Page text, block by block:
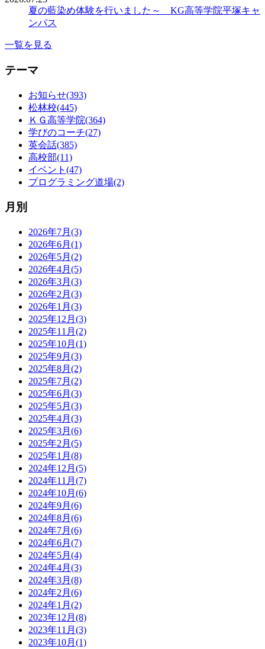
夏の藍染め体験を行いました～ KG高等学院平塚キャ
ンパス
一覧を見る
テーマ
お知らせ(393)
松林校(445)
ＫＧ高等学院(364)
学びのコーチ(27)
英会話(385)
高校部(11)
イベント(47)
プログラミング道場(2)
月別
2026年7月(3)
2026年6月(1)
2026年5月(2)
2026年4月(5)
2026年3月(3)
2026年2月(3)
2026年1月(3)
2025年12月(3)
2025年11月(2)
2025年10月(1)
2025年9月(3)
2025年8月(2)
2025年7月(2)
2025年6月(3)
2025年5月(3)
2025年4月(3)
2025年3月(6)
2025年2月(5)
2025年1月(8)
2024年12月(5)
2024年11月(7)
2024年10月(6)
2024年9月(6)
2024年8月(6)
2024年7月(6)
2024年6月(7)
2024年5月(4)
2024年4月(3)
2024年3月(8)
2024年2月(6)
2024年1月(2)
2023年12月(8)
2023年11月(3)
2023年10月(1)